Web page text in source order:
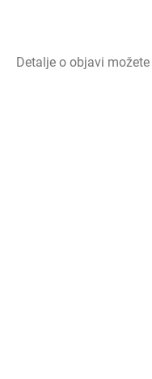
Detalje o objavi